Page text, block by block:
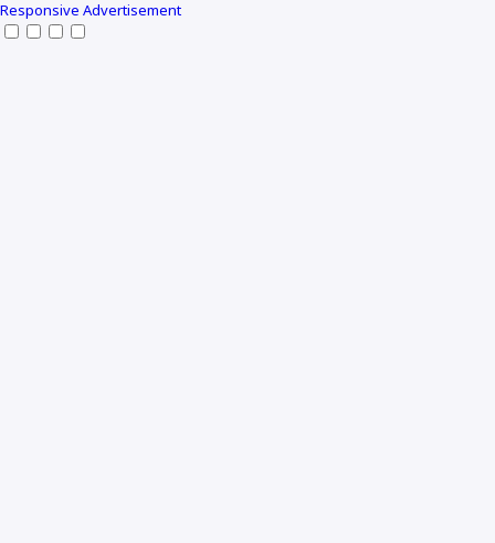
Responsive Advertisement